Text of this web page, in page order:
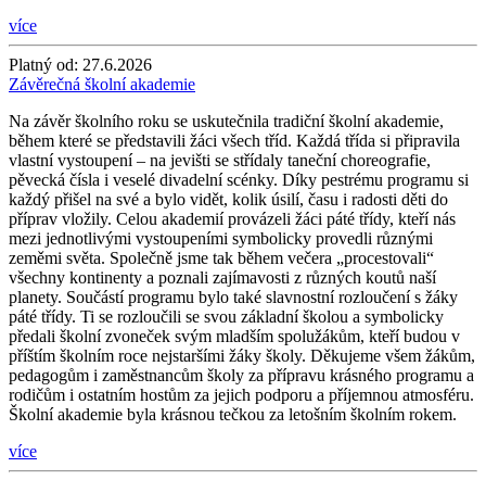
více
Platný od: 27.6.2026
Závěrečná školní akademie
Na závěr školního roku se uskutečnila tradiční školní akademie,
během které se představili žáci všech tříd. Každá třída si připravila
vlastní vystoupení – na jevišti se střídaly taneční choreografie,
pěvecká čísla i veselé divadelní scénky. Díky pestrému programu si
každý přišel na své a bylo vidět, kolik úsilí, času i radosti děti do
příprav vložily. Celou akademií provázeli žáci páté třídy, kteří nás
mezi jednotlivými vystoupeními symbolicky provedli různými
zeměmi světa. Společně jsme tak během večera „procestovali“
všechny kontinenty a poznali zajímavosti z různých koutů naší
planety. Součástí programu bylo také slavnostní rozloučení s žáky
páté třídy. Ti se rozloučili se svou základní školou a symbolicky
předali školní zvoneček svým mladším spolužákům, kteří budou v
příštím školním roce nejstaršími žáky školy. Děkujeme všem žákům,
pedagogům i zaměstnancům školy za přípravu krásného programu a
rodičům i ostatním hostům za jejich podporu a příjemnou atmosféru.
Školní akademie byla krásnou tečkou za letošním školním rokem.
více